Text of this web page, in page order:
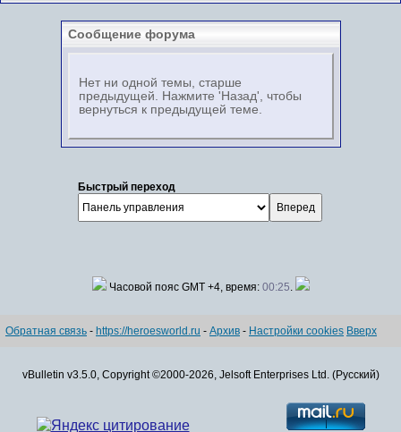
Сообщение форума
Нет ни одной темы, старше
предыдущей. Нажмите 'Назад', чтобы
вернуться к предыдущей теме.
Быстрый переход
Часовой пояс GMT +4, время: 00:25.
Обратная связь - https://heroesworld.ru - Архив - Настройки cookies Вверх
vBulletin v3.5.0, Copyright ©2000-2026, Jelsoft Enterprises Ltd. (Русский)